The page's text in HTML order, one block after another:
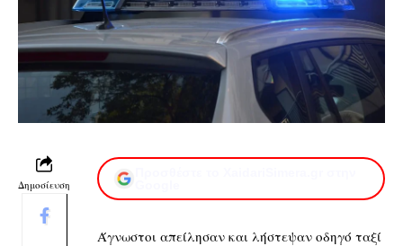
Δημοσίευση
Άγνωστοι απείλησαν και λήστεψαν οδηγό ταξί